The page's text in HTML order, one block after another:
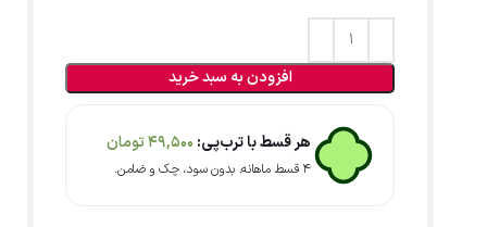
افزودن به سبد خرید
هر قسط با ترب‌پی: 49,500تومان
۴ قسط ماهانه. بدون سود، چک و ضامن.